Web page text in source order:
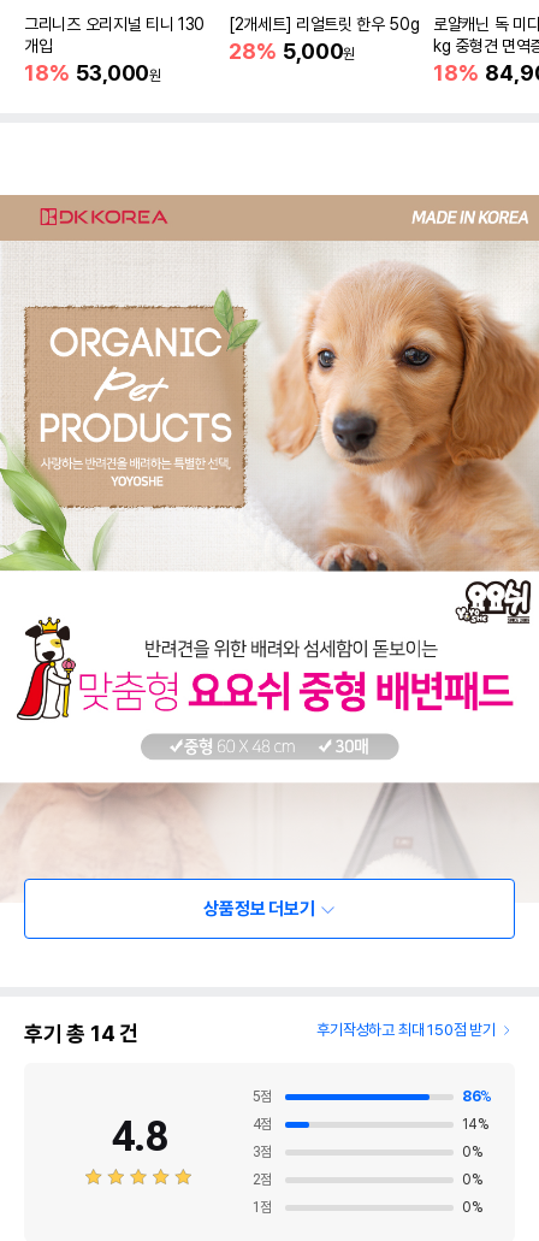
그리니즈 오리지널 티니 130
개입
18% 53,000원
[2개세트] 리얼트릿 한우 50g
28% 5,000원
로얄캐닌 독 미
kg 중형견 면역
18%
상품정보 더보기
후기 총 14건 후기작성하고 최대 150점 받기
4.8
5점 86%
4점 14%
3점 0%
2점 0%
1 점 0%